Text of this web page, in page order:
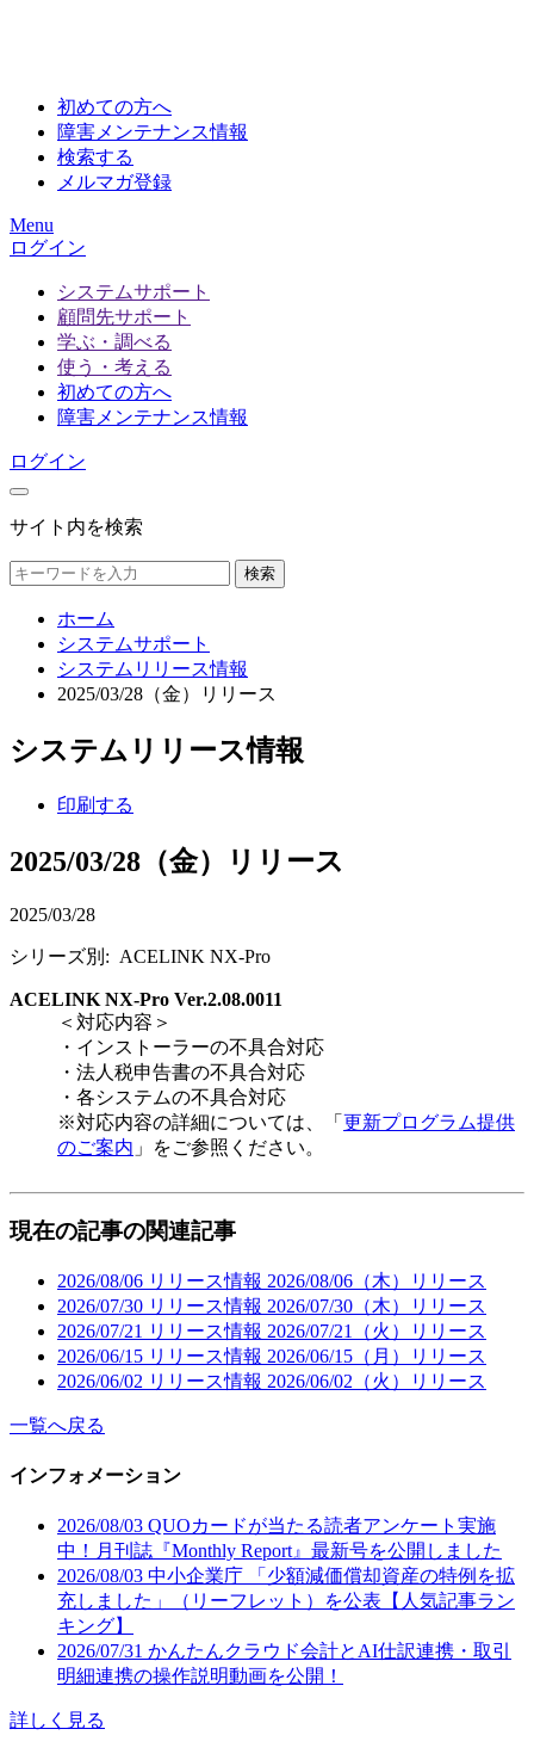
初めての方へ
障害メンテナンス情報
検索する
メルマガ登録
Menu
ログイン
システムサポート
顧問先サポート
学ぶ・調べる
使う・考える
初めての方へ
障害メンテナンス情報
ログイン
サイト内を検索
検索
ホーム
システムサポート
システムリリース情報
2025/03/28（金）リリース
システムリリース情報
印刷する
2025/03/28（金）リリース
2025/03/28
シリーズ別: ACELINK NX-Pro
ACELINK NX-Pro Ver.2.08.0011
＜対応内容＞
・インストーラーの不具合対応
・法人税申告書の不具合対応
・各システムの不具合対応
※対応内容の詳細については、「 更新プログラム提供
のご案内 」をご参照ください。
現在の記事の関連記事
2026/08/06 リリース情報 2026/08/06（木）リリース
2026/07/30 リリース情報 2026/07/30（木）リリース
2026/07/21 リリース情報 2026/07/21（火）リリース
2026/06/15 リリース情報 2026/06/15（月）リリース
2026/06/02 リリース情報 2026/06/02（火）リリース
一覧へ戻る
インフォメーション
2026/08/03 QUOカードが当たる読者アンケート実施
中！月刊誌『Monthly Report』最新号を公開しました
2026/08/03 中小企業庁 「少額減価償却資産の特例を拡
充しました」（リーフレット）を公表【人気記事ラン
キング】
2026/07/31 かんたんクラウド会計とAI仕訳連携・取引
明細連携の操作説明動画を公開！
詳しく見る